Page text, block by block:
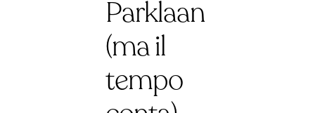
Parklaan
(ma il
tempo